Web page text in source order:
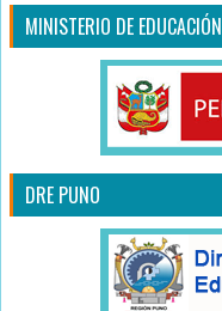
MINISTERIO DE EDUCACIÓN
DRE PUNO